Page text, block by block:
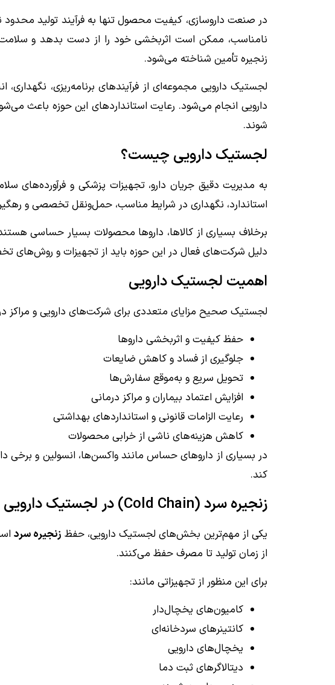
در صنعت داروسازی، کیفیت محصول تنها به فرآیند تولید محدود
نامناسب، ممکن است اثربخشی خود را از دست بدهد و سلامت
زنجیره تأمین شناخته می‌شود.
لجستیک دارویی مجموعه‌ای از فرآیندهای برنامه‌ریزی،
دارویی انجام می‌شود. رعایت استانداردهای این حوزه باعث می‌شود
شوند.
لجستیک دارویی چیست؟
به مدیریت دقیق جریان دارو، تجهیزات پزشکی و فرآورده‌های
استاندارد، نگهداری در شرایط مناسب، حمل‌ونقل تخصصی و
برخلاف بسیاری از کالاها، داروها محصولات بسیار حساسی
دلیل شرکت‌های فعال در این حوزه باید از تجهیزات و روش‌های
اهمیت لجستیک دارویی
لجستیک صحیح مزایای متعددی برای شرکت‌های دارویی و مراکز
حفظ کیفیت و اثربخشی داروها
جلوگیری از فساد و کاهش ضایعات
تحویل سریع و به‌موقع سفارش‌ها
افزایش اعتماد بیماران و مراکز درمانی
رعایت الزامات قانونی و استانداردهای بهداشتی
کاهش هزینه‌های ناشی از خرابی محصولات
در بسیاری از داروهای حساس مانند واکسن‌ها، انسولین و برخی
کند.
زنجیره سرد (Cold Chain) در لجستیک دارویی
یکی از مهم‌ترین بخش‌های لجستیک دارویی، حفظ زنجیره سرد
از زمان تولید تا مصرف حفظ می‌کنند.
برای این منظور از تجهیزاتی مانند:
کامیون‌های یخچال‌دار
کانتینرهای سردخانه‌ای
یخچال‌های دارویی
دیتالاگرهای ثبت دما